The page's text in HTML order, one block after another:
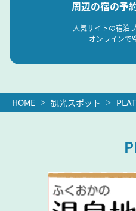
周辺の宿の予
人気サイトの宿泊
オンラインで
HOME 観光スポット